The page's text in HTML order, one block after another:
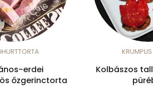
erdei
őzgerinctorta
KRUMPLIS
Kolbászos